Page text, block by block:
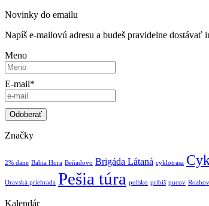
Novinky do emailu
Napíš e-mailovú adresu a budeš pravidelne
Meno
E-mail*
Značky
2% dane Babia Hora Beňadovo Brigáda Látaná cyklotrasa
Oravská priehrada Pešia túra poľsko pribiš pucov
Kalendár